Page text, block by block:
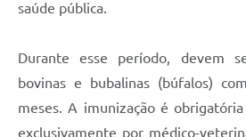
saúde pública.
Durante esse período, devem
bovinas e bubalinas (búfalos)
meses. A imunização é
exclusivamente por médico-